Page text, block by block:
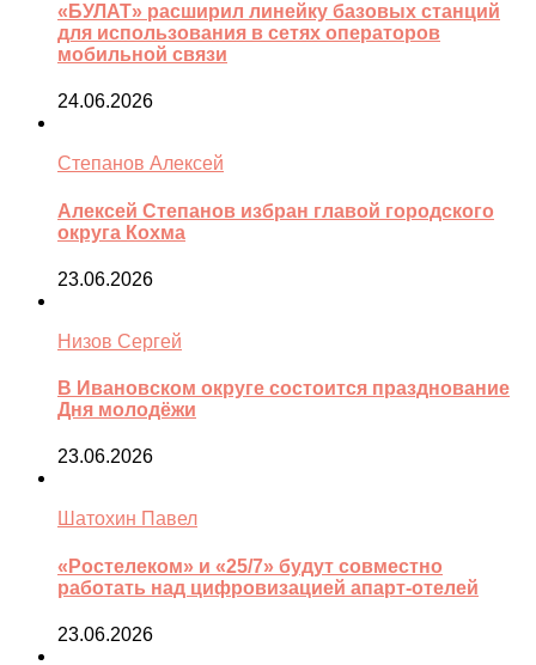
«БУЛАТ» расширил линейку базовых станций
для использования в сетях операторов
мобильной связи
24.06.2026
Степанов Алексей
Алексей Степанов избран главой городского
округа Кохма
23.06.2026
Низов Сергей
В Ивановском округе состоится празднование
Дня молодёжи
23.06.2026
Шатохин Павел
«Ростелеком» и «25/7» будут совместно
работать над цифровизацией апарт-отелей
23.06.2026